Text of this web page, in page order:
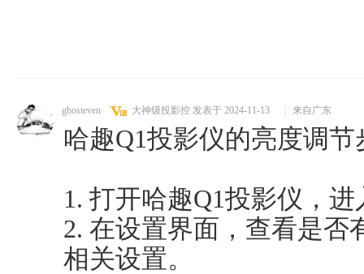
ghosteven 大神级投影控 发表于 2024-11-13 来自广东
哈趣Q1投影仪的亮度调
1. 打开哈趣Q1投影仪，
2. 在设置界面，查看是否
相关设置。